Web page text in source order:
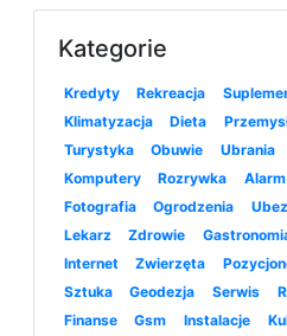
Kategorie
Kredyty Rekreacja
Klimatyzacja
Dieta
Turystyka
Obuwie Ubrania
Komputery
Rozrywka Alarm
Fotografia
Ogrodzenia
Lekarz
Zdrowie
Internet
Zwierzęta
Sztuka
Geodezja Serwis
Finanse
Gsm Instalacje